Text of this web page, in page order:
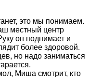
это мы понимаем.
местный центр
он поднимает и
более здоровой.
но надо заниматься
Миша смотрит, кто